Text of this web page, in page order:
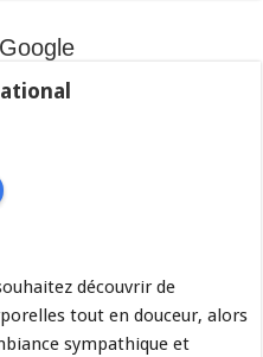
découvrir de
tout en douceur, alors
sympathique et